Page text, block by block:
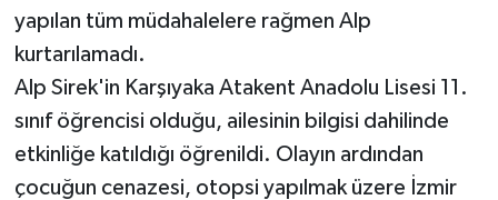
yapılan tüm müdahalelere rağmen Alp
kurtarılamadı.
Alp Sirek'in Karşıyaka Atakent Anadolu Lisesi 11.
sınıf öğrencisi olduğu, ailesinin bilgisi dahilinde
etkinliğe katıldığı öğrenildi. Olayın ardından
çocuğun cenazesi, otopsi yapılmak üzere İzmir